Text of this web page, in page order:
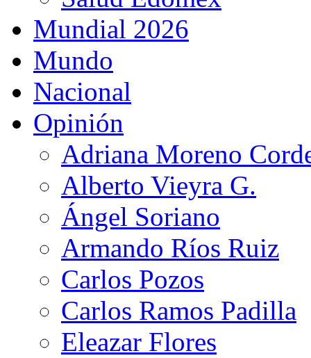
Mundial 2026
Mundo
Nacional
Opinión
Adriana Moreno
Alberto Vieyra G.
Ángel Soriano
Armando Ríos Ruiz
Carlos Pozos
Carlos Ramos Padilla
Eleazar Flores